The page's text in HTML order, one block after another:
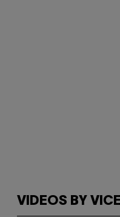
VIDEOS BY VICE